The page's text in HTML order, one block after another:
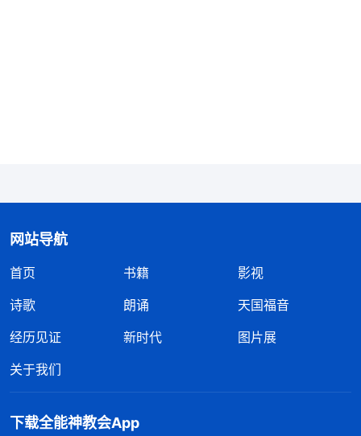
丝毫不考虑神家工作，不按原则办事，只考虑自己的
结敌基督的人性品质与性情实质（一）》神揭示敌基督特
别自私卑鄙，为了自己的名誉地位把弟兄姊妹当成为
他效力的工具，丝毫不考虑神家工作。对照自己，我
和敌基督的表现一样啊。我明知道李妍撤换后有些认
识转变，现在尽本分有果效，可我怕把她推荐出去我
网站导航
首页 书籍
影视
诗歌
朗诵
天国福音
经历见证
新时代
图片展
关于我们
下载全能神教会App